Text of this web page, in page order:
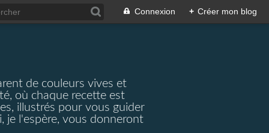
Connexion + Créer mon blog
de couleurs vives et
où chaque recette est
illustrés pour vous guider
je l'espère, vous donneront